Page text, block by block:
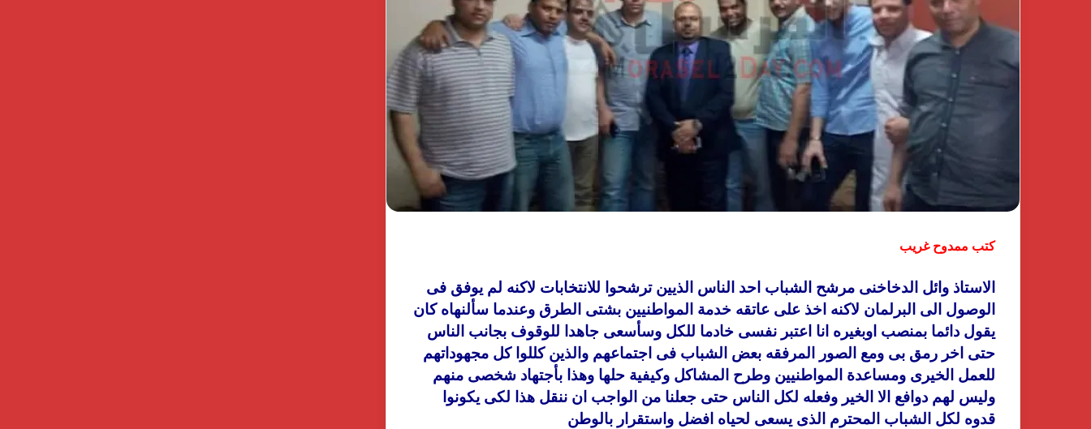
كتب ممدوح غريب
الاستاذ وائل الدخاخنى مرشح الشباب احد الناس الذيين ترشحوا للانتخابات لاكنه لم يوفق فى
الوصول الى البرلمان لاكنه اخذ على عاتقه خدمة المواطنيين بشتى الطرق وعندما سألنهاه كان
يقول دائما بمنصب اوبغيره انا اعتبر نفسى خادما للكل وسأسعى جاهدا للوقوف بجانب الناس
حتى اخر رمق بى ومع الصور المرفقه بعض الشباب فى اجتماعهم والذين كللوا كل مجهوداتهم
للعمل الخيرى ومساعدة المواطنيين وطرح المشاكل وكيفية حلها وهذا بأجتهاد شخصى منهم
وليس لهم دوافع الا الخير وفعله لكل الناس حتى جعلنا من الواجب ان ننقل هذا لكى يكونوا
قدوه لكل الشباب المحترم الذى يسعى لحياه افضل واستقرار بالوطن